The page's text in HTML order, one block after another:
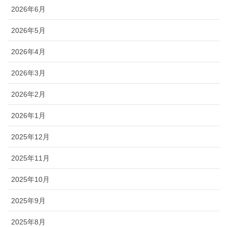
2026年6月
2026年5月
2026年4月
2026年3月
2026年2月
2026年1月
2025年12月
2025年11月
2025年10月
2025年9月
2025年8月